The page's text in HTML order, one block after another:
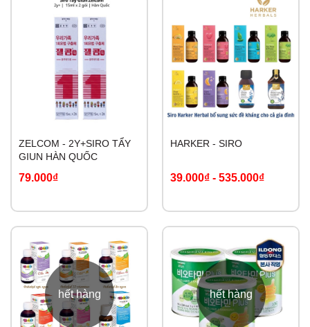
ZELCOM - 2Y+SIRO TẨY
GIUN HÀN QUỐC
79.000₫
HARKER - SIRO
39.000₫ - 535.000₫
hết hàng hết hàng